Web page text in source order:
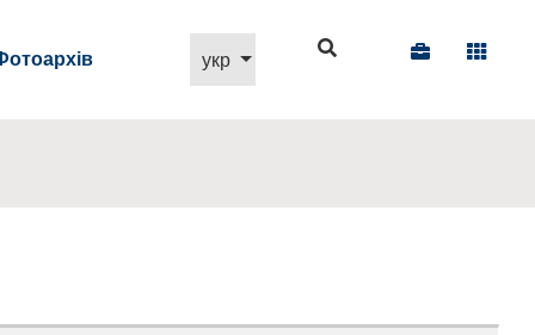
Виберіть свою мову
укр